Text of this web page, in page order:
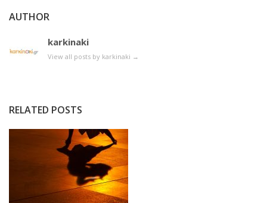
AUTHOR
karkinaki
View all posts by karkinaki →
RELATED POSTS